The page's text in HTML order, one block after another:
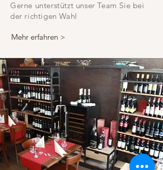
Gerne unterstützt unser Team Sie bei
der richtigen Wahl
Mehr erfahren >